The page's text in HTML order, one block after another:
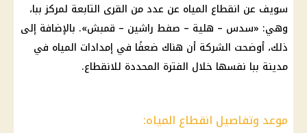
سويف عن انقطاع المياه عن عدد من القرى التابعة لمركز ببا،
وهي: «سدس – هلية – صفط راشين – قمبش». بالإضافة إلى
ذلك، أوضحت الشركة أن هناك ضعفًا في إمدادات المياه في
مدينة ببا نفسها خلال الفترة المحددة للانقطاع.
موعد وتفاصيل انقطاع المياه: